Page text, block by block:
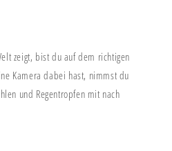
zeigt, bist du auf dem richtigen
Kamera dabei hast, nimmst du
und Regentropfen mit nach